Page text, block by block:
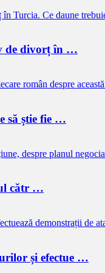
de divorț în …
să știe fie …
cătr …
și efectue …